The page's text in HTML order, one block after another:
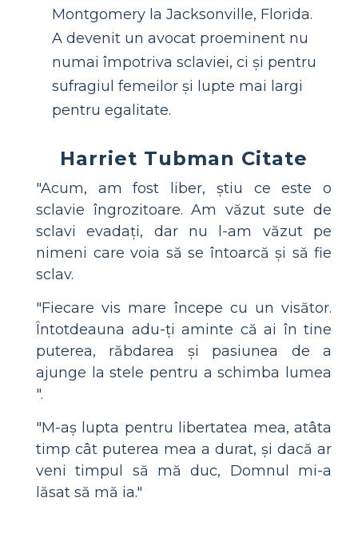
Montgomery la Jacksonville, Florida.
A devenit un avocat proeminent nu
numai împotriva sclaviei, ci și pentru
sufragiul femeilor și lupte mai largi
pentru egalitate.
Harriet Tubman Citate
"Acum, am fost liber, știu ce este o
sclavie îngrozitoare. Am văzut sute de
sclavi evadați, dar nu l-am văzut pe
nimeni care voia să se întoarcă și să fie
sclav.
"Fiecare vis mare începe cu un visător.
Întotdeauna adu-ți aminte că ai în tine
puterea, răbdarea și pasiunea de a
ajunge la stele pentru a schimba lumea
".
"M-aș lupta pentru libertatea mea, atâta
timp cât puterea mea a durat, și dacă ar
veni timpul să mă duc, Domnul mi-a
lăsat să mă ia."